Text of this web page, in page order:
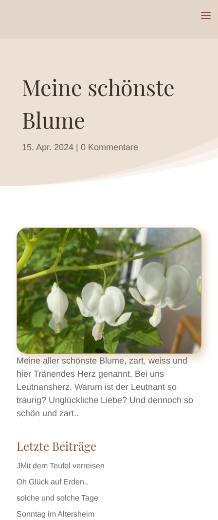
Meine schönste
Blume
15. Apr. 2024| 0 Kommentare
Meine aller schönste Blume, zart, weiss und
hier Tränendes Herz genannt. Bei uns
Leutnansherz. Warum ist der Leutnant so
traurig? Unglückliche Liebe? Und dennoch so
schön und zart..
Letzte Beiträge
JMit dem Teufel verreisen
Oh Glück auf Erden..
solche und solche Tage
Sonntag im Altersheim